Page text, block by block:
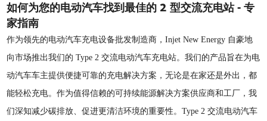
如何为您的电动汽车找到最佳的 2 型交流充电站 - 专
家指南
作为领先的电动汽车充电设备批发制造商，Injet New Energy 自豪地
向市场推出我们的 Type 2 交流电动汽车充电站。我们的产品旨在为电
动汽车车主提供便捷可靠的充电解决方案，无论是在家还是外出，都
能轻松充电。作为值得信赖的可持续能源解决方案供应商和工厂，我
们深知减少碳排放、促进更清洁环境的重要性。Type 2 交流电动汽车